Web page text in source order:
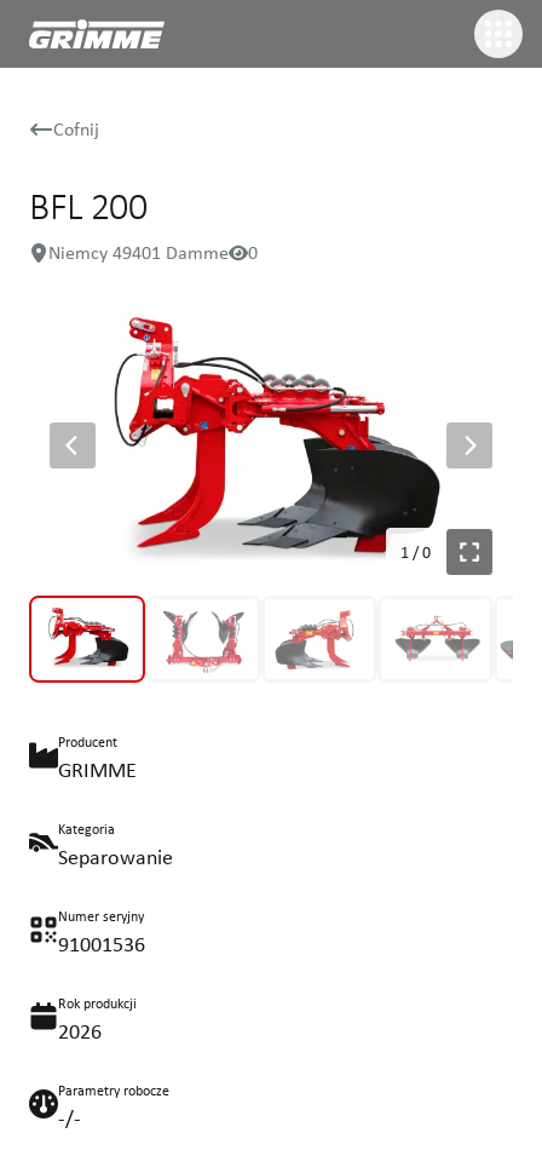
Cofnij
BFL 200
Niemcy 49401 Damme 0
1/0
Producent
GRIMME
Kategoria
Separowanie
Numer seryjny
91001536
Rok produkcji
2026
Parametry robocze
-/-